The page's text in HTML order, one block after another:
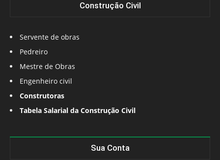
Construção Civil
Servente de obras
Pedreiro
Mestre de Obras
Engenheiro civil
Construtoras
Tabela Salarial da Construção Civil
Sua Conta